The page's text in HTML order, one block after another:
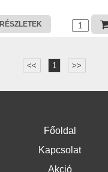
RÉSZLETEK
<< 1 >>
Főoldal
Kapcsolat
Akció